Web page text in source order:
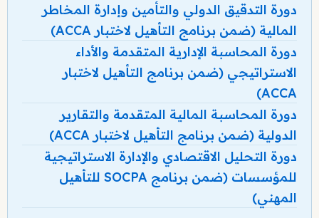
دورة التدقيق الدولي والتأمين وإدارة المخاطر
المالية (ضمن برنامج التأهيل لاختبار ACCA)
دورة المحاسبة الإدارية المتقدمة والأداء
الاستراتيجي (ضمن برنامج التأهيل لاختبار
ACCA)
دورة المحاسبة المالية المتقدمة والتقارير
الدولية (ضمن برنامج التأهيل لاختبار ACCA)
دورة التحليل الاقتصادي والإدارة الاستراتيجية
للمؤسسات (ضمن برنامج SOCPA للتأهيل
المهني)